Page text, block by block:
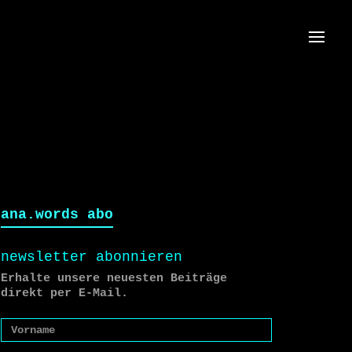
ana.words abo
newsletter abonnieren
Erhalte unsere neuesten Beiträge
direkt per E-Mail.